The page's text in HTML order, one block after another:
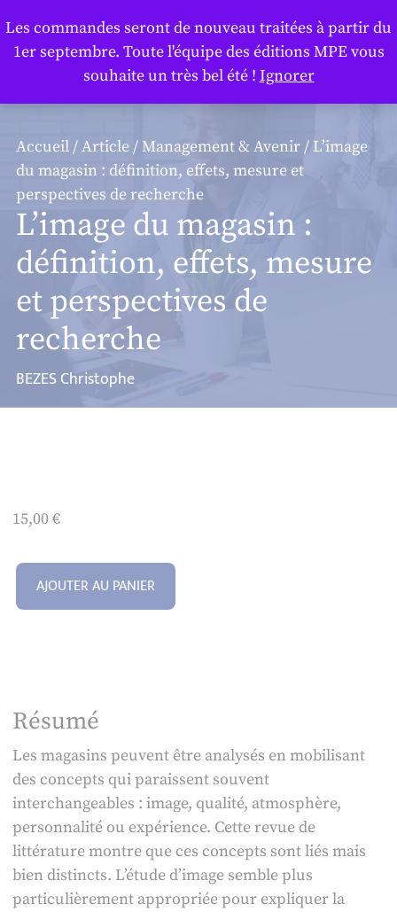
Accueil/Article/Management & Avenir/ L’image
du magasin : définition, effets, mesure et
perspectives de recherche
L’image du magasin :
définition, effets, mesure
et perspectives de
recherche
BEZES Christophe
15,00€
AJOUTER AU PANIER
Résumé
Les magasins peuvent être analysés en mobilisant
des concepts qui paraissent souvent
interchangeables : image, qualité, atmosphère,
personnalité ou expérience. Cette revue de
littérature montre que ces concepts sont liés mais
bien distincts. L’étude d’image semble plus
particulièrement appropriée pour expliquer la
Les commandes seront de nouveau traitées à partir du
1er septembre. Toute l'équipe des éditions MPE vous
souhaite un très bel été ! Ignorer